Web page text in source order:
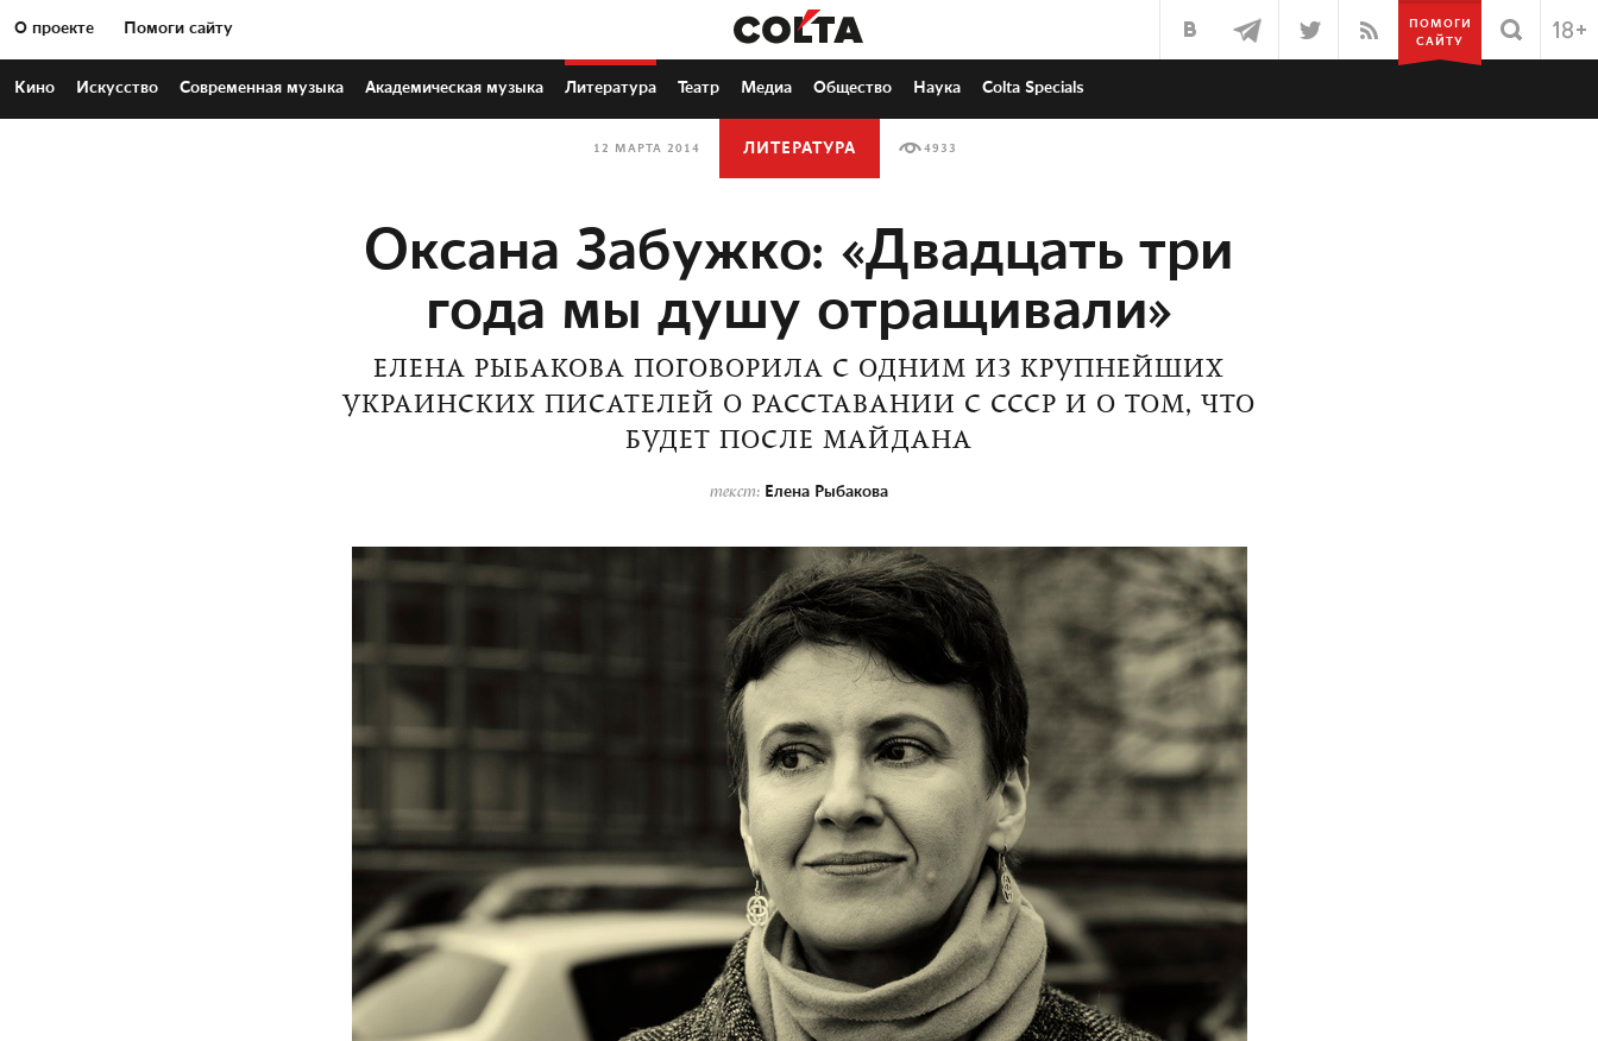
О проекте Помоги сайту
ПОМОГИ
САЙТУ
Кино Искусство Современная музыка Академическая музыка Литература Театр Медиа Общество Наука Colta Specials
12 МАРТА 2014 ЛИТЕРАТУРА 4933
Оксана Забужко: «Двадцать три
года мы душу отращивали»
ЕЛЕНА РЫБАКОВА ПОГОВОРИЛА С ОДНИМ ИЗ КРУПНЕЙШИХ
УКРАИНСКИХ ПИСАТЕЛЕЙ О РАССТАВАНИИ С СССР И О ТОМ, ЧТО
БУДЕТ ПОСЛЕ МАЙДАНА
текст: Елена Рыбакова